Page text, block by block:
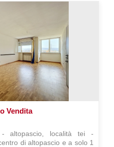
Vendita
- altopascio, località tei -
di altopascio e a solo 1